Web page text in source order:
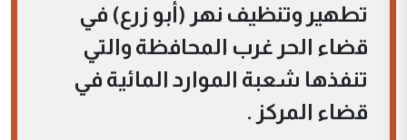
تطهير وتنظيف نهر (أبو زرع) في
قضاء الحر غرب المحافظة والتي
تنفذها شعبة الموارد المائية في
قضاء المركز .